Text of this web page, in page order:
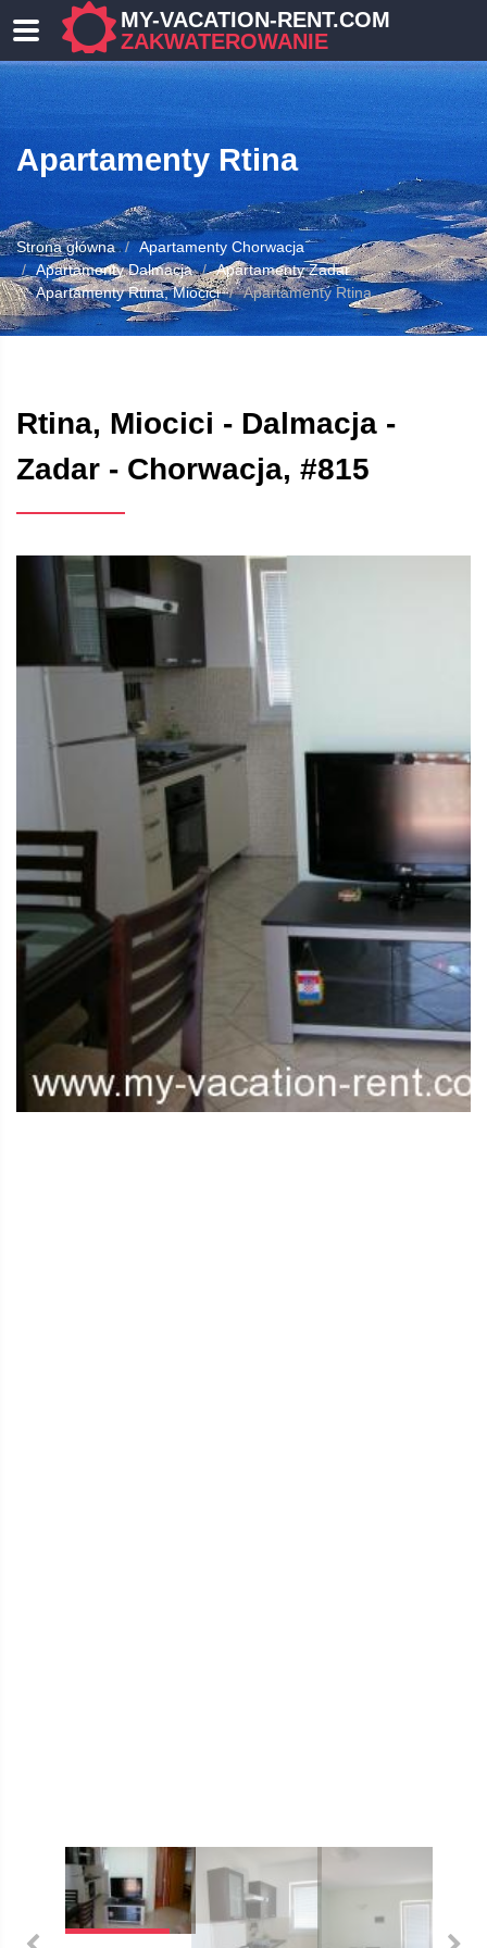
MY-VACATION-RENT.COM
ZAKWATEROWANIE
Apartamenty Rtina
Strona główna
Apartamenty Chorwacja
Apartamenty Dalmacja
Apartamenty Zadar
Apartamenty Rtina, Miocici
Apartamenty Rtina
Rtina, Miocici - Dalmacja -
Zadar - Chorwacja, #815